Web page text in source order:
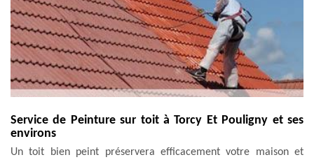
Service de Peinture sur toit à Torcy Et Pouligny et ses
environs
Un toit bien peint préservera efficacement votre maison et